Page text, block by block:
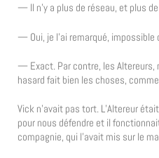
— Il n’y a plus de réseau, et plus
— Oui, je l’ai remarqué,
— Exact. Par contre, les Altereurs,
hasard fait bien les choses,
Vick n’avait pas tort. L’Altereur
pour nous défendre et il
compagnie, qui l’avait mis sur le